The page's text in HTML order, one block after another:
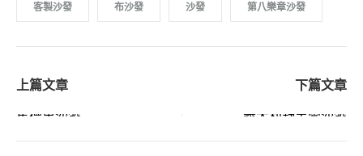
客製沙發 布沙發 沙發 第八樂章沙發
Post
navigation
馬德里沙發 義大利舒芙蕾沙發